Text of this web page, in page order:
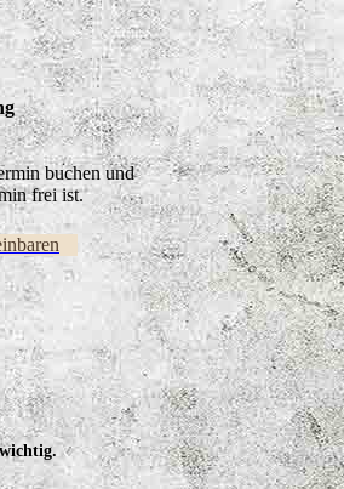
buchen und
frei ist.